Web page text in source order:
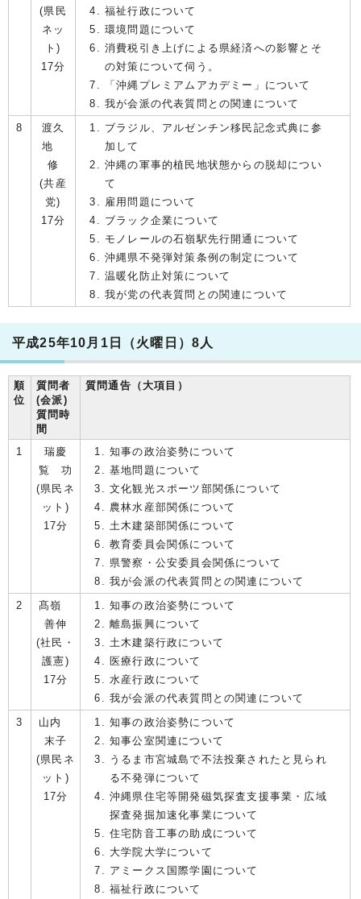
(県民
ネッ
ト)
17分
福祉行政について
環境問題について
消費税引き上げによる県経済への影響とそ
の対策について伺う。
「沖縄プレミアムアカデミー」について
我が会派の代表質問との関連について
8
渡久
地
修
(共産
党)
17分
ブラジル、アルゼンチン移民記念式典に参
加して
沖縄の軍事的植民地状態からの脱却につい
て
雇用問題について
ブラック企業について
モノレールの石嶺駅先行開通について
沖縄県不発弾対策条例の制定について
温暖化防止対策について
我が党の代表質問との関連について
平成25年10月1日（火曜日）8人
順
位
質問者
(会派)
質問時
間
質問通告（大項目）
1
瑞慶
覧 功
(県民ネ
ット)
17分
知事の政治姿勢について
基地問題について
文化観光スポーツ部関係について
農林水産部関係について
土木建築部関係について
教育委員会関係について
県警察・公安委員会関係について
我が会派の代表質問との関連について
2
髙嶺
善伸
(社民・
護憲)
17分
知事の政治姿勢について
離島振興について
土木建築行政について
医療行政について
水産行政について
我が会派の代表質問との関連について
3
山内
末子
(県民ネ
ット)
17分
知事の政治姿勢について
知事公室関連について
うるま市宮城島で不法投棄されたと見られ
る不発弾について
沖縄県住宅等開発磁気探査支援事業・広域
探査発掘加速化事業について
住宅防音工事の助成について
大学院大学について
アミークス国際学園について
福祉行政について